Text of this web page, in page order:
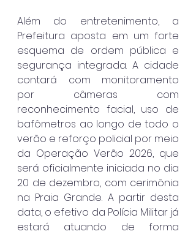
Além do entretenimento, a
Prefeitura aposta em um forte
esquema de ordem pública e
segurança integrada. A cidade
contará com monitoramento
por câmeras com
reconhecimento facial, uso de
bafômetros ao longo de todo o
verão e reforço policial por meio
da Operação Verão 2026, que
será oficialmente iniciada no dia
20 de dezembro, com cerimônia
na Praia Grande. A partir desta
data, o efetivo da Polícia Militar já
estará atuando de forma